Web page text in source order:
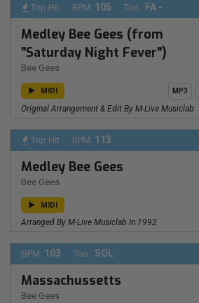
Top Hit BPM: 105 Ton.: FA -
Medley Bee Gees (from
"Saturday Night Fever")
Bee Gees
MIDI MP3
Original Arrangement & Edit By M-Live Musiclab
Top Hit BPM: 113
Medley Bee Gees
Bee Gees
MIDI
Arranged By M-Live Musiclab In 1992
BPM: 103 Ton.: SOL
Massachussetts
Bee Gees